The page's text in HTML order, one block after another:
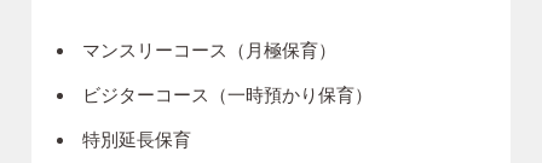
マンスリーコース（月極保育）
ビジターコース（一時預かり保育）
特別延長保育